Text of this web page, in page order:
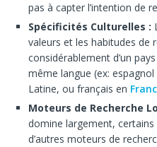
pas à capter l’intention de
Spécificités Culturelles :
valeurs et les habitudes de
considérablement d’un
même langue (ex:
Latine, ou français en
Moteurs de Recherche
domine largement,
d’autres moteurs de